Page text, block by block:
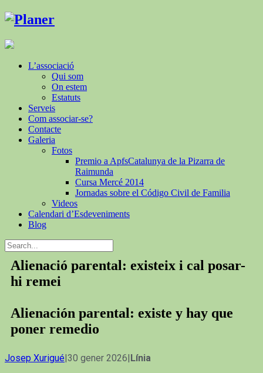
L’associació
Qui som
On estem
Estatuts
Serveis
Com associar-se?
Contacte
Galeria
Fotos
Premio a ApfsCatalunya de la Pizarra de
Raimunda
Cursa Mercé 2014
Jornadas sobre el Código Civil de Familia
Videos
Calendari d’Esdeveniments
Blog
Alienació parental: existeix i cal posar-
hi remei
Alienación parental: existe y hay que
poner remedio
Josep Xurigué|30 gener 2026|Línia